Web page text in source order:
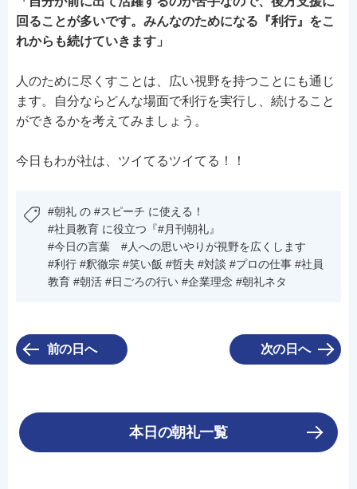
回ることが多いです。みんなのためになる『利行』をこ
れからも続けていきます 」
人のために尽くすことは、広い視野を持つことにも通じ
ます。自分ならどんな場面で利行を実行し、続けること
ができるかを考えてみましょう。
今日もわが社は、ツイてるツイてる！！
#朝礼 の #スピーチ に使える！
#社員教育 に役立つ『#月刊朝礼』
#今日の言葉 #人への思いやりが視野を広くします
#利行 #釈徹宗 #笑い飯 #哲夫 #対談 #プロの仕事 #社員
教育 #朝活 #日ごろの行い #企業理念 #朝礼ネタ
前の日へ 次の日へ
本日の朝礼一覧